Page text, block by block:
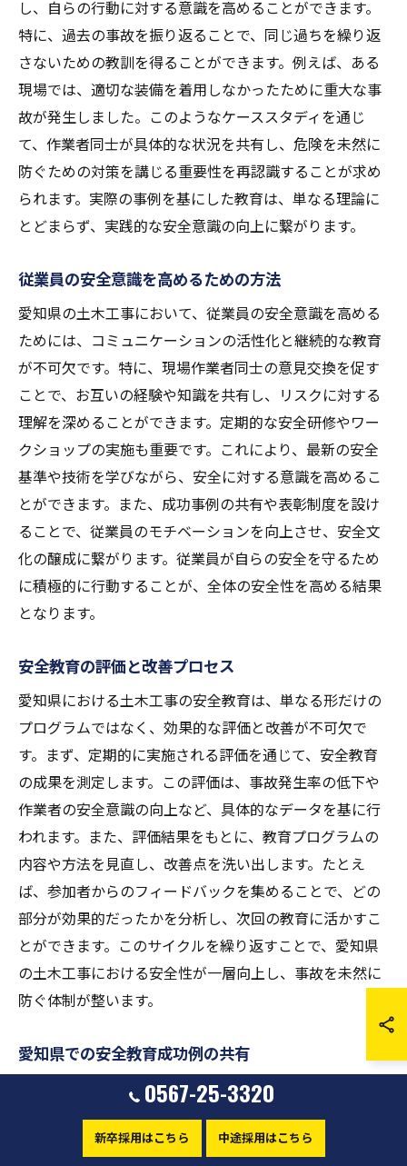
し、自らの行動に対する意識を高めることができます。
特に、過去の事故を振り返ることで、同じ過ちを繰り返
さないための教訓を得ることができます。例えば、ある
現場では、適切な装備を着用しなかったために重大な事
故が発生しました。このようなケーススタディを通じ
て、作業者同士が具体的な状況を共有し、危険を未然に
防ぐための対策を講じる重要性を再認識することが求め
られます。実際の事例を基にした教育は、単なる理論に
とどまらず、実践的な安全意識の向上に繋がります。
従業員の安全意識を高めるための方法
愛知県の土木工事において、従業員の安全意識を高める
ためには、コミュニケーションの活性化と継続的な教育
が不可欠です。特に、現場作業者同士の意見交換を促す
ことで、お互いの経験や知識を共有し、リスクに対する
理解を深めることができます。定期的な安全研修やワー
クショップの実施も重要です。これにより、最新の安全
基準や技術を学びながら、安全に対する意識を高めるこ
とができます。また、成功事例の共有や表彰制度を設け
ることで、従業員のモチベーションを向上させ、安全文
化の醸成に繋がります。従業員が自らの安全を守るため
に積極的に行動することが、全体の安全性を高める結果
となります。
安全教育の評価と改善プロセス
愛知県における土木工事の安全教育は、単なる形だけの
プログラムではなく、効果的な評価と改善が不可欠で
す。まず、定期的に実施される評価を通じて、安全教育
の成果を測定します。この評価は、事故発生率の低下や
作業者の安全意識の向上など、具体的なデータを基に行
われます。また、評価結果をもとに、教育プログラムの
内容や方法を見直し、改善点を洗い出します。たとえ
ば、参加者からのフィードバックを集めることで、どの
部分が効果的だったかを分析し、次回の教育に活かすこ
とができます。このサイクルを繰り返すことで、愛知県
の土木工事における安全性が一層向上し、事故を未然に
防ぐ体制が整います。
愛知県での安全教育成功例の共有
愛知県での土木工事における安全教育の成功例は、他の
地域にも取り入れるべき貴重な情報源です。具体的に
は、効果的な安全教育を実施している現場では、参加者
0567-25-3320
新卒採用はこちら 中途採用はこちら